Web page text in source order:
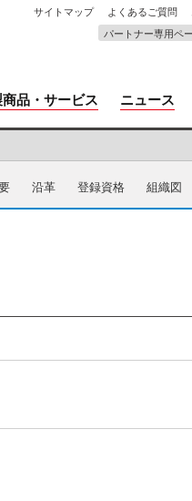
品・サービス ニュース
サイトマップ よくあるご質問
パートナー専用ペ
沿革 登録資格 組織図